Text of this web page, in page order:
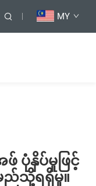
MY
ပုံနှိပ်မှုဖြင့်
ည်သို့ရရှိမှု။